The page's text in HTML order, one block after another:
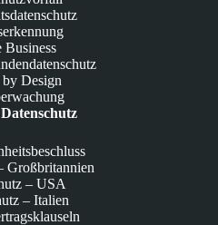
Design
Großbritannien
– USA
– Italien